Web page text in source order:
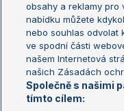
Aktualní trendy
Fotbalové přestupy
Livesport Daily
LS Prague Open
obsahy a reklamy pro
nabídku můžete
nebo souhlas odvolat
ve spodní části
našem Internetová
našich Zásadách
Společně s našimi
tímto cílem: